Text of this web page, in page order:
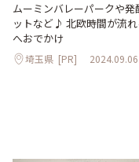
ムーミンバレーパークや発
ットなど♪ 北欧時間が流
へおでかけ
埼玉県 [PR] 2024.09.06